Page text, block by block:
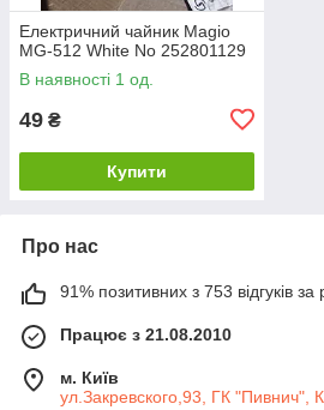
Електричний чайник Magio
MG-512 White No 252801129
В наявності 1 од.
49 ₴
Купити
Про нас
91% позитивних з 753 відгуків за
Працює з 21.08.2010
м. Київ
ул.Закревского,93, ГК "Пивнич",